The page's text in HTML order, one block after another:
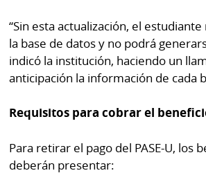
“Sin esta actualización, el
la base de datos y no podrá
indicó la institución, haciendo un
anticipación la información de cada
Requisitos para cobrar el
Para retirar el pago del PASE-U, los
deberán presentar: